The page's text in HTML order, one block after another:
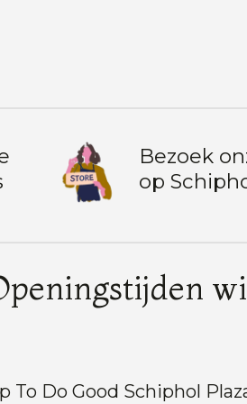
Bezoek
op
To Do Good Schiphol